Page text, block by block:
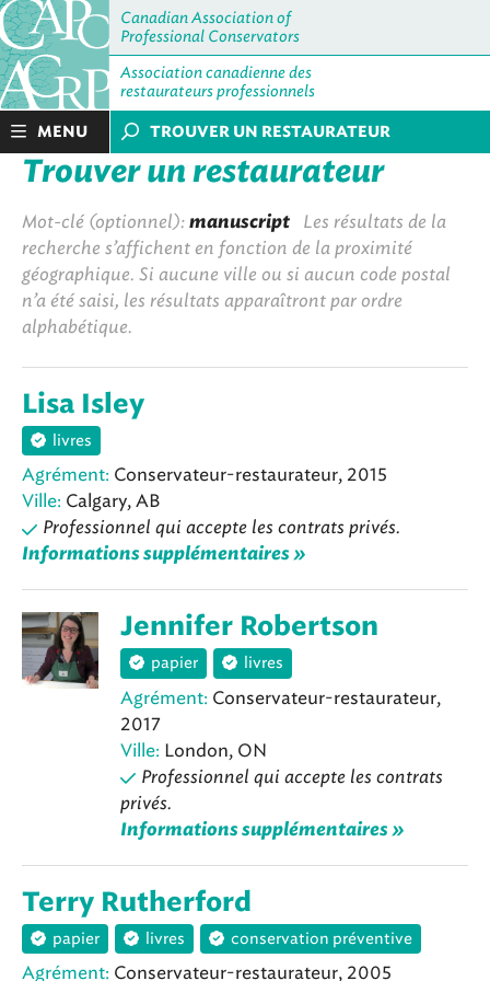
Canadian Association of
Professional Conservators
Association canadienne des
restaurateurs professionnels
MENU TROUVER UN RESTAURATEUR
Trouver un restaurateur
Mot-clé (optionnel): manuscript Les résultats de la
recherche s’affichent en fonction de la proximité
géographique. Si aucune ville ou si aucun code postal
n’a été saisi, les résultats apparaîtront par ordre
alphabétique.
Lisa Isley
livres
Agrément: Conservateur-restaurateur, 2015
Ville: Calgary, AB
Professionnel qui accepte les contrats privés.
Informations supplémentaires »
Jennifer Robertson
papier livres
Agrément: Conservateur-restaurateur,
2017
Ville: London, ON
Professionnel qui accepte les contrats
privés.
Informations supplémentaires »
Terry Rutherford
papier livres conservation préventive
Agrément: Conservateur-restaurateur, 2005